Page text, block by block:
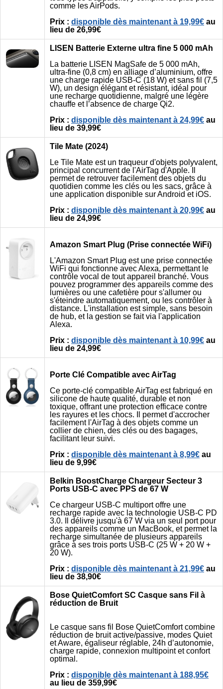
comme les AirPods.
Prix : disponible dès maintenant à 19,99€ au
lieu de 26,99€
LISEN Batterie Externe ultra fine 5 000 mAh
La batterie LISEN MagSafe de 5 000 mAh,
ultra-fine (0,8 cm) en alliage d’aluminium, offre
une charge rapide USB-C (18 W) et sans fil (7,5
W), un design élégant et résistant, idéal pour
une recharge quotidienne, malgré une légère
chauffe et l’absence de charge Qi2.
Prix : disponible dès maintenant à 24,99€ au
lieu de 39,99€
Tile Mate (2024)
Le Tile Mate est un traqueur d'objets polyvalent,
principal concurrent de l'AirTag d'Apple. Il
permet de retrouver facilement des objets du
quotidien comme les clés ou les sacs, grâce à
une application disponible sur Android et iOS.
Prix : disponible dès maintenant à 20,99€ au
lieu de 24,99€
Amazon Smart Plug (Prise connectée WiFi)
L'Amazon Smart Plug est une prise connectée
WiFi qui fonctionne avec Alexa, permettant le
contrôle vocal de tout appareil branché. Vous
pouvez programmer des appareils comme des
lumières ou une cafetière pour s'allumer ou
s'éteindre automatiquement, ou les contrôler à
distance. L'installation est simple, sans besoin
de hub, et la gestion se fait via l'application
Alexa.
Prix : disponible dès maintenant à 10,99€ au
lieu de 24,99€
Porte Clé Compatible avec AirTag
Ce porte-clé compatible AirTag est fabriqué en
silicone de haute qualité, durable et non
toxique, offrant une protection efficace contre
les rayures et les chocs. Il permet d'accrocher
facilement l'AirTag à des objets comme un
collier de chien, des clés ou des bagages,
facilitant leur suivi.
Prix : disponible dès maintenant à 8,99€ au
lieu de 9,99€
Belkin BoostCharge Chargeur Secteur 3
Ports USB-C avec PPS de 67 W
Ce chargeur USB-C multiport offre une
recharge rapide avec la technologie USB-C PD
3.0. Il délivre jusqu'à 67 W via un seul port pour
des appareils comme un MacBook, et permet la
recharge simultanée de plusieurs appareils
grâce à ses trois ports USB-C (25 W + 20 W +
20 W).
Prix : disponible dès maintenant à 21,99€ au
lieu de 38,90€
Bose QuietComfort SC Casque sans Fil à
réduction de Bruit
Le casque sans fil Bose QuietComfort combine
réduction de bruit active/passive, modes Quiet
et Aware, égaliseur réglable, 24h d’autonomie,
charge rapide, connexion multipoint et confort
optimal.
Prix : disponible dès maintenant à 188,95€
au lieu de 359,99€